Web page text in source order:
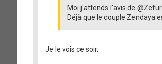
Moi j'attends l'avis de
Déjà que le couple Zendaya
Je le vois ce soir.